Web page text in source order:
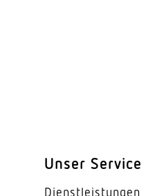
Unser Service
Dienst­leis­tungen